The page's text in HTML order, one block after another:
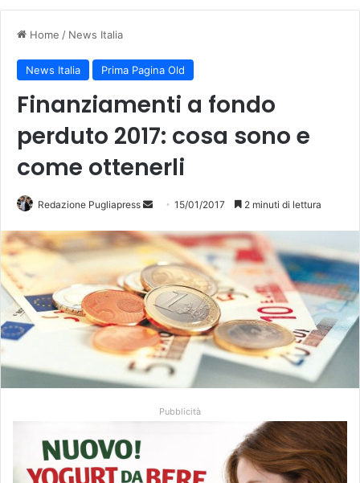
Home / News Italia
News Italia Prima Pagina Old
Finanziamenti a fondo
perduto 2017: cosa sono e
come ottenerli
Redazione Pugliapress
i
a
u
n
'
e
15/01/2017 2 minuti di lettura
Pubblicità